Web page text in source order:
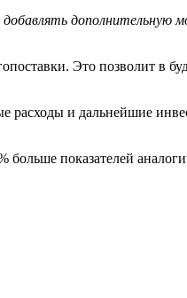
дополнительную
Это позволит в
расходы и дальнейшие
показателей